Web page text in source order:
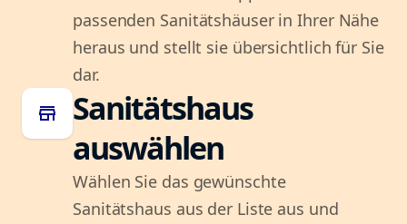
passenden Sanitätshäuser in Ihrer Nähe
heraus und stellt sie übersichtlich für Sie
dar.
store
Sanitätshaus
auswählen
Wählen Sie das gewünschte
Sanitätshaus aus der Liste aus und